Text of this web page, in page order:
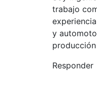
trabajo
y
Responder